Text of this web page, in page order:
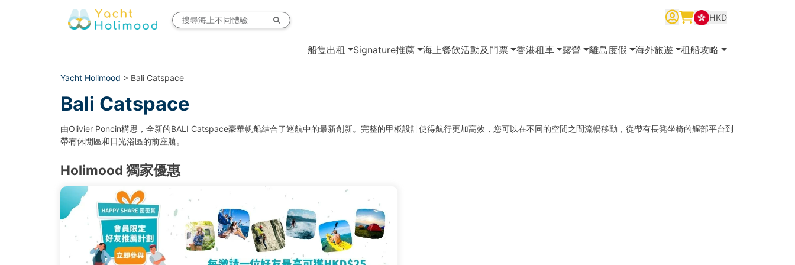
HKD
船隻出租 Signature推薦 海上餐飲活動及門票 香港租車 露營 離島度假 海外旅遊 租船攻略
Yacht Holimood > Bali Catspace
Bali Catspace
由Olivier Poncin構思，全新的BALI Catspace豪華帆船結合了巡航中的最新創新。完整的甲板設計使得航行更加高效，您可以在不同的空間之間流暢移動，從帶有長凳坐椅的艉部平台到
帶有休閒區和日光浴區的前座艙。
Holimood 獨家優惠